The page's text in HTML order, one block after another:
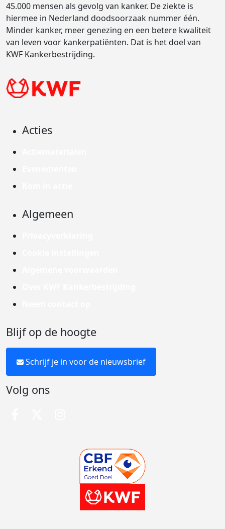
45.000 mensen als gevolg van kanker. De ziekte is
hiermee in Nederland doodsoorzaak nummer één.
Minder kanker, meer genezing en een betere kwaliteit
van leven voor kankerpatiënten. Dat is het doel van
KWF Kankerbestrijding.
Acties
Algemeen
Blijf op de hoogte
Schrijf je in voor de nieuwsbrief
Volg ons